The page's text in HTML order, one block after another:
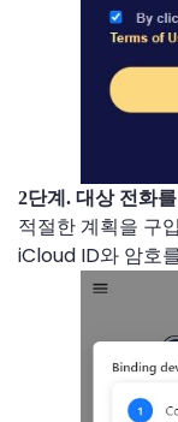
2단계. 대상 전화
적절한 계획을 구
iCloud ID와 암호